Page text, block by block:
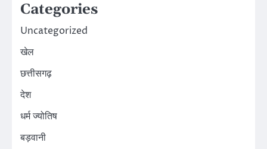
Categories
Uncategorized
खेल
छत्तीसगढ़
देश
धर्म ज्योतिष
बड़वानी